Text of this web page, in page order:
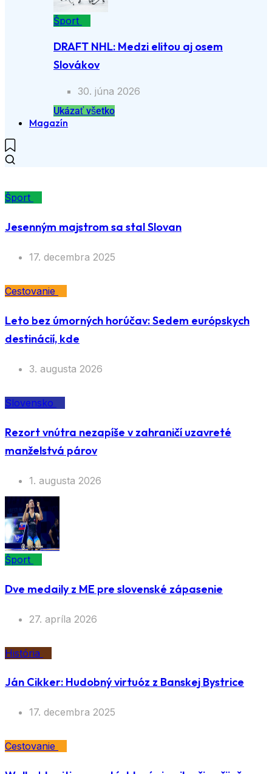
Šport
DRAFT NHL: Medzi elitou aj osem
Slovákov
30. júna 2026
Ukázať všetko
Magazín
Šport
Jesenným majstrom sa stal Slovan
17. decembra 2025
Cestovanie
Leto bez úmorných horúčav: Sedem európskych
destinácií, kde
3. augusta 2026
Slovensko
Rezort vnútra nezapíše v zahraničí uzavreté
manželstvá párov
1. augusta 2026
Šport
Dve medaily z ME pre slovenské zápasenie
27. apríla 2026
História
Ján Cikker: Hudobný virtuóz z Banskej Bystrice
17. decembra 2025
Cestovanie